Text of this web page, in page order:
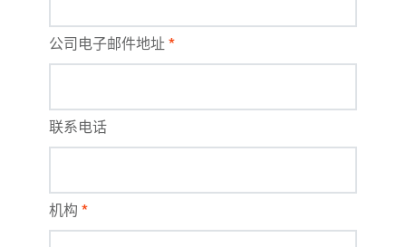
公司电子邮件地址 *
联系电话
机构 *